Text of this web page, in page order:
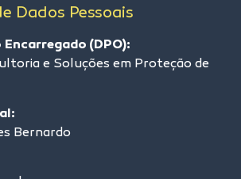
Dados Pessoais
(DPO):
e Soluções em Proteção de
Bernardo